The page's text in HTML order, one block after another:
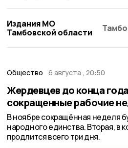
Издания МО
Тамбовской области
Общество 6 августа , 20:50
Жердевцев до конца
сокращенные рабочие
В ноябре сокращённая неделя
народного единства. Вторая, в
продлится всего три дня.